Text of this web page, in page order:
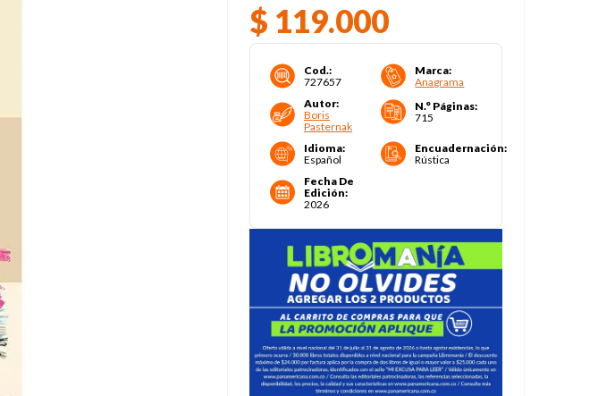
$ 119.000
Cod.:
727657
Marca:
Anagrama
Autor:
Boris
Pasternak
N.° Páginas:
715
Idioma:
Español
Encuadernación:
Rústica
Fecha De
Edición:
2026